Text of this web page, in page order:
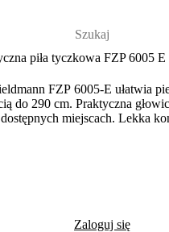
piła tyczkowa FZP 6005 E
FZP 6005-E ułatwia
do 290 cm. Praktyczna
miejscach. Lekka
Zaloguj się